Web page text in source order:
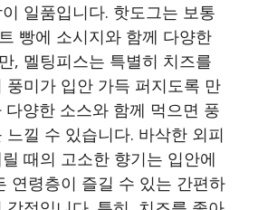
일품입니다. 핫도그는 보통
빵에 소시지와 함께 다양한
, 멜팅피스는 특별히 치즈를
풍미가 입안 가득 퍼지도록 만
다양한 소스와 함께 먹으면 풍
느낄 수 있습니다. 바삭한 외피
때의 고소한 향기는 입안에
연령층이 즐길 수 있는 간편하